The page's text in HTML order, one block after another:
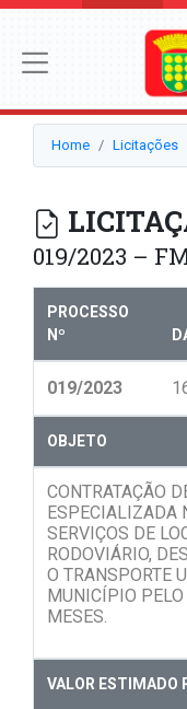
Home Licitações
019/2023 –
PROCESSO
Nº
019/2023
OBJETO
CONTRATAÇÃO
ESPECIALIZADA
SERVIÇOS DE
RODOVIÁRIO,
O TRANSPORTE
MUNICÍPIO
MESES.
VALOR ESTIMADO